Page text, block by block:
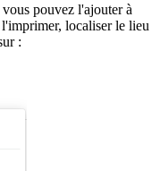
pouvez l'ajouter à
localiser le lieu
: